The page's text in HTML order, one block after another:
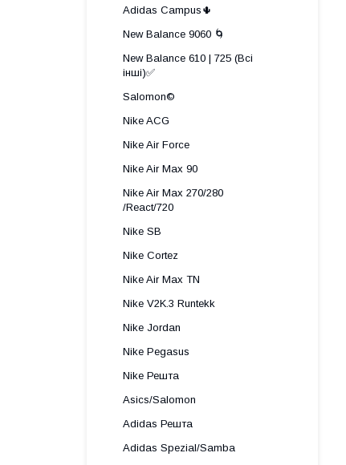
Adidas Campus🌵
New Balance 9060 🌀
New Balance 610 | 725 (Всі
інші)✅
Salomon©️
Nike ACG
Nike Air Force
Nike Air Max 90
Nike Air Max 270/280
/React/720
Nike SB
Nike Cortez
Nike Air Max TN
Nike V2K.3 Runtekk
Nike Jordan
Nike Pegasus
Nike Решта
Asics/Salomon
Adidas Решта
Adidas Spezial/Samba